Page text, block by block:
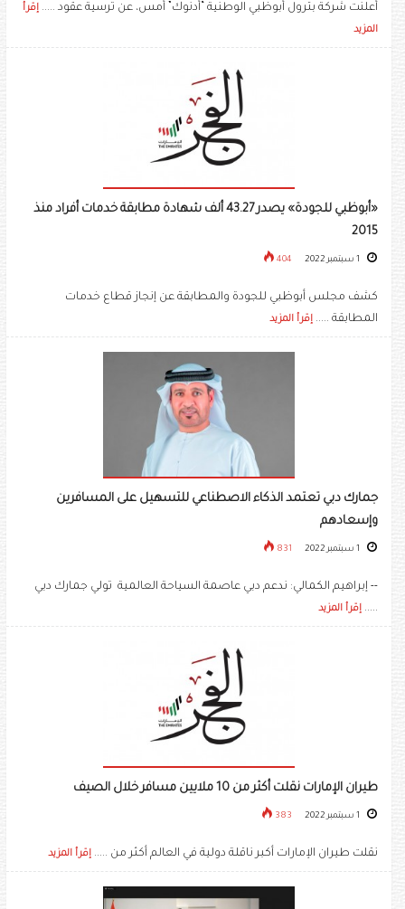
أعلنت شركة بترول أبوظبي الوطنية “أدنوك” أمس، عن ترسية عقود ..... إقرأ
المزيد
«أبوظبي للجودة» يصدر 43.27 ألف شهادة مطابقة خدمات أفراد منذ
2015
404
كشف مجلس أبوظبي للجودة والمطابقة عن إنجاز قطاع خدمات
المطابقة ..... إقرأ المزيد
جمارك دبي تعتمد الذكاء الاصطناعي للتسهيل على المسافرين
وإسعادهم
831
-- إبراهيم الكمالي: ندعم دبي عاصمة السياحة العالمية تولي جمارك دبي
..... إقرأ المزيد
طيران الإمارات نقلت أكثر من 10 ملايين مسافر خلال الصيف
383
نقلت طيران الإمارات أكبر ناقلة دولية في العالم أكثر من ..... إقرأ المزيد